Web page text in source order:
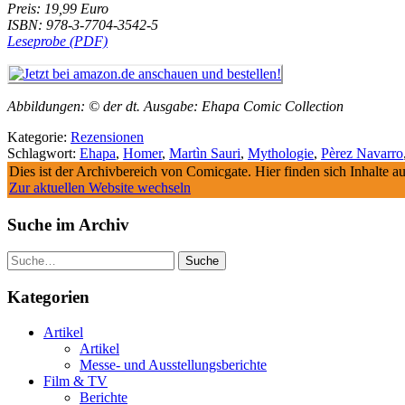
Preis: 19,99 Euro
ISBN: 978-3-7704-3542-5
Leseprobe (PDF)
Abbildungen: © der dt. Ausgabe: Ehapa Comic Collection
Kategorie: Rezensionen
Schlagwort: Ehapa, Homer, Martìn Sauri, Mythologie, Pèrez Navarro,
Dies ist der Archivbereich von Comicgate. Hier finden sich Inhalte
Zur aktuellen Website wechseln
Suche im Archiv
Suche
Kategorien
Artikel
Artikel
Messe- und Ausstellungsberichte
Film & TV
Berichte